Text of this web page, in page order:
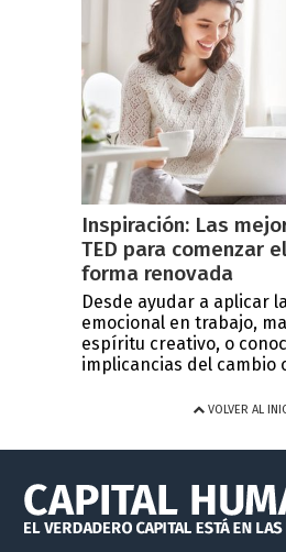
Inspiración: Las
TED para comenzar
forma renovada
Desde ayudar a aplicar
emocional en trabajo,
espíritu creativo, o
implicancias del cambio
VOLVER AL